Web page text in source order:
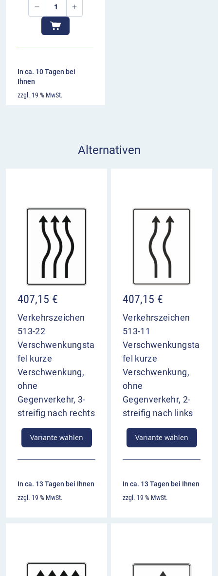
In ca. 10 Tagen bei
Ihnen
zzgl. 19 % MwSt.
Alternativen
407,15 €
Verkehrszeichen
513-22
Verschwenkungsta
fel kurze
Verschwenkung,
ohne
Gegenverkehr, 3-
streifig nach rechts
Variante wählen
In ca. 13 Tagen bei Ihnen
zzgl. 19 % MwSt.
407,15 €
Verkehrszeichen
513-11
Verschwenkungsta
fel kurze
Verschwenkung,
ohne
Gegenverkehr, 2-
streifig nach links
Variante wählen
In ca. 13 Tagen bei Ihnen
zzgl. 19 % MwSt.